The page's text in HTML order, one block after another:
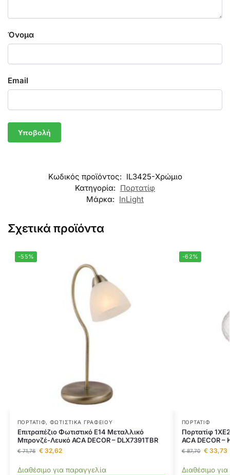
Όνομα
Email
Κωδικός προϊόντος: IL3425-Χρώμιο
Κατηγορία: Πορτατίφ
Μάρκα: InLight
Σχετικά προϊόντα
-55%
ΠΟΡΤΑΤΊΦ, ΦΩΤΙΣΤΙΚΆ ΓΡΑΦΕΊΟΥ
Επιτραπέζιο Φωτιστικό E14 Μεταλλικό
Μπρονζέ-Λευκό ACA DECOR – DLX7391TBR
€71,76 €32,62
Διαθέσιμο για παραγγελία
-62%
ΠΟΡΤΑΤΊΦ
Πορτατίφ
ACA DECOR –
€87,70 €33,73
Διαθέσιμο